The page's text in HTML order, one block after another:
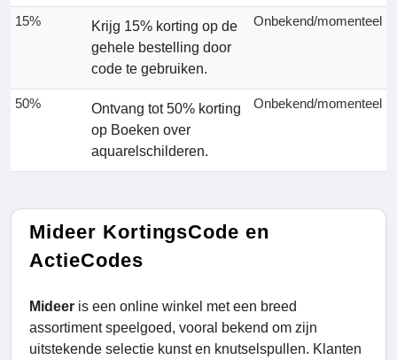
15%
Krijg 15% korting op de
gehele bestelling door
code te gebruiken.
Onbekend/momenteel
50%
Ontvang tot 50% korting
op Boeken over
aquarelschilderen.
Onbekend/momenteel
Mideer KortingsCode en
ActieCodes
Mideer is een online winkel met een breed
assortiment speelgoed, vooral bekend om zijn
uitstekende selectie kunst en knutselspullen. Klanten